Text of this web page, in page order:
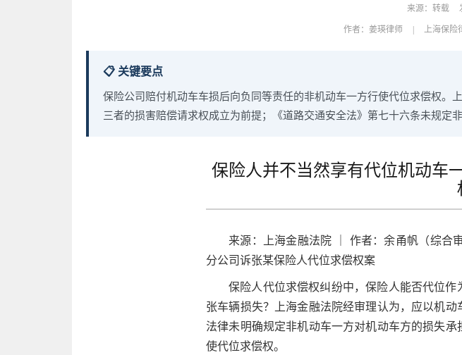
来源：转载
作者： 姜瑛律师 上海保险
📋 关键要点
保险公司赔付机动车车损后向负同等责任的非机动车一方行使代位求偿权
三者的损害赔偿请求权成立为前提；《道路交通安全法》第七十六条未规定
保险人并不当然享有代位机动车
来源：上海金融法院 ｜ 作者：余甬帆（综合
分公司诉张某保险人代位求偿权案
保险人代位求偿权纠纷中，保险人能否代位
张车辆损失？上海金融法院经审理认为，应以机
法律未明确规定非机动车一方对机动车方的损失
使代位求偿权。